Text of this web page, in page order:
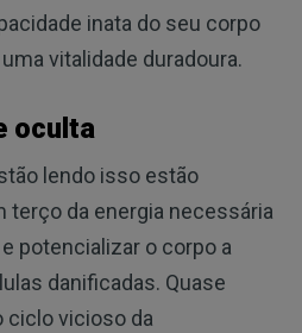
inata do seu corpo
vitalidade duradoura.
oculta
lendo isso estão
terço da energia necessária
potencializar o corpo a
danificadas. Quase
vicioso da